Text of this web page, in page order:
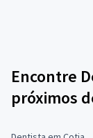
Encontre
próximos